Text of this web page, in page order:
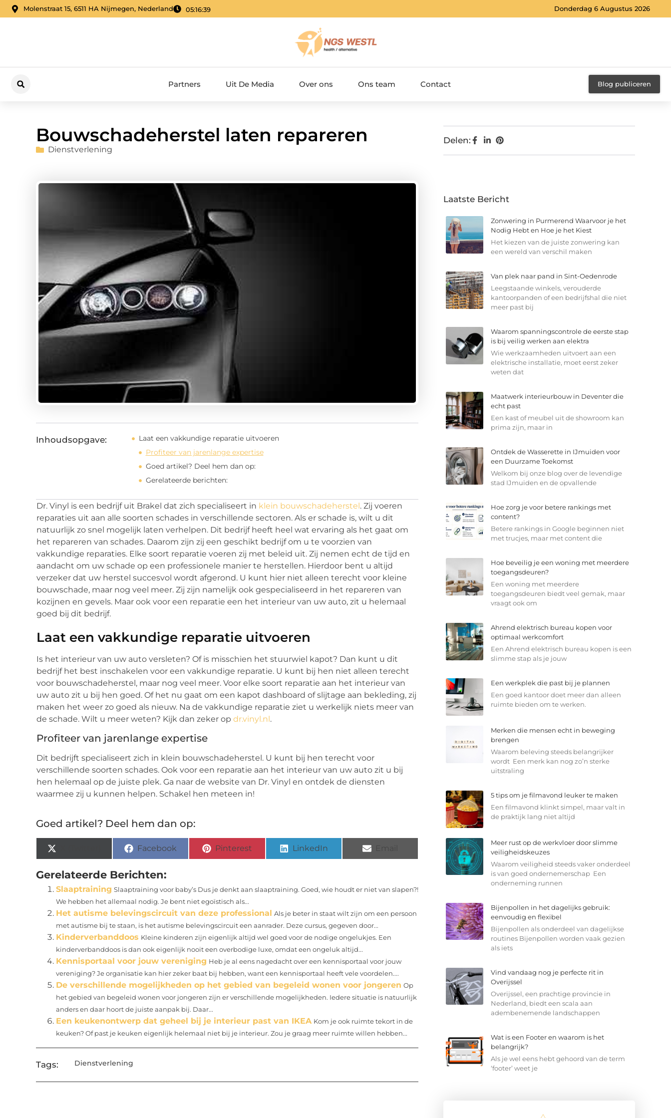
Molenstraat 15, 6511 HA Nijmegen, Nederland 05:16:40 Donderdag 6 Augustus 2026
Partners Uit De Media Over ons Ons team Contact Blog publiceren
Bouwschadeherstel laten repareren
Dienstverlening
Inhoudsopgave:
Laat een vakkundige reparatie uitvoeren
Profiteer van jarenlange expertise
Goed artikel? Deel hem dan op:
Gerelateerde berichten:
Dr. Vinyl is een bedrijf uit Brakel dat zich specialiseert in klein bouwschadeherstel. Zij voeren
reparaties uit aan alle soorten schades in verschillende sectoren. Als er schade is, wilt u dit
natuurlijk zo snel mogelijk laten verhelpen. Dit bedrijf heeft heel wat ervaring als het gaat om
het repareren van schades. Daarom zijn zij een geschikt bedrijf om u te voorzien van
vakkundige reparaties. Elke soort reparatie voeren zij met beleid uit. Zij nemen echt de tijd en
aandacht om uw schade op een professionele manier te herstellen. Hierdoor bent u altijd
verzeker dat uw herstel succesvol wordt afgerond. U kunt hier niet alleen terecht voor kleine
bouwschade, maar nog veel meer. Zij zijn namelijk ook gespecialiseerd in het repareren van
kozijnen en gevels. Maar ook voor een reparatie een het interieur van uw auto, zit u helemaal
goed bij dit bedrijf.
Laat een vakkundige reparatie uitvoeren
Is het interieur van uw auto versleten? Of is misschien het stuurwiel kapot? Dan kunt u dit
bedrijf het best inschakelen voor een vakkundige reparatie. U kunt bij hen niet alleen terecht
voor bouwschadeherstel, maar nog veel meer. Voor elke soort reparatie aan het interieur van
uw auto zit u bij hen goed. Of het nu gaat om een kapot dashboard of slijtage aan bekleding, zij
maken het weer zo goed als nieuw. Na de vakkundige reparatie ziet u werkelijk niets meer van
de schade. Wilt u meer weten? Kijk dan zeker op dr.vinyl.nl.
Profiteer van jarenlange expertise
Dit bedrijft specialiseert zich in klein bouwschadeherstel. U kunt bij hen terecht voor
verschillende soorten schades. Ook voor een reparatie aan het interieur van uw auto zit u bij
hen helemaal op de juiste plek. Ga naar de website van Dr. Vinyl en ontdek de diensten
waarmee zij u kunnen helpen. Schakel hen meteen in!
Goed artikel? Deel hem dan op:
Facebook Pinterest LinkedIn
Gerelateerde Berichten:
Slaaptraining Slaaptraining voor baby’s Dus je denkt aan slaaptraining. Goed, wie houdt er niet van slapen?!
We hebben het allemaal nodig. Je bent niet egoïstisch als...
Het autisme belevingscircuit van deze professional Als je beter in staat wilt zijn om een persoon
met autisme bij te staan, is het autisme belevingscircuit een aanrader. Deze cursus, gegeven door...
Kinderverbanddoos Kleine kinderen zijn eigenlijk altijd wel goed voor de nodige ongelukjes. Een
kinderverbanddoos is dan ook eigenlijk nooit een overbodige luxe, omdat een ongeluk altijd...
Kennisportaal voor jouw vereniging Heb je al eens nagedacht over een kennisportaal voor jouw
vereniging? Je organisatie kan hier zeker baat bij hebben, want een kennisportaal heeft vele voordelen....
De verschillende mogelijkheden op het gebied van begeleid wonen voor jongeren Op
het gebied van begeleid wonen voor jongeren zijn er verschillende mogelijkheden. Iedere situatie is natuurlijk
anders en daar hoort de juiste aanpak bij. Daar...
Een keukenontwerp dat geheel bij je interieur past van IKEA Kom je ook ruimte tekort in de
keuken? Of past je keuken eigenlijk helemaal niet bij je interieur. Zou je graag meer ruimte willen hebben...
Tags: Dienstverlening
Delen:
Laatste Bericht
Zonwering in Purmerend Waarvoor je het
Nodig Hebt en Hoe je het Kiest
Het kiezen van de juiste zonwering kan
een wereld van verschil maken
Van plek naar pand in Sint-Oedenrode
Leegstaande winkels, verouderde
kantoorpanden of een bedrijfshal die niet
meer past bij
Waarom spanningscontrole de eerste stap
is bij veilig werken aan elektra
Wie werkzaamheden uitvoert aan een
elektrische installatie, moet eerst zeker
weten dat
Maatwerk interieurbouw in Deventer die
echt past
Een kast of meubel uit de showroom kan
prima zijn, maar in
Ontdek de Wasserette in IJmuiden voor
een Duurzame Toekomst
Welkom bij onze blog over de levendige
stad IJmuiden en de opvallende
Hoe zorg je voor betere rankings met
content?
Betere rankings in Google beginnen niet
met trucjes, maar met content die
Hoe beveilig je een woning met meerdere
toegangsdeuren?
Een woning met meerdere
toegangsdeuren biedt veel gemak, maar
vraagt ook om
Ahrend elektrisch bureau kopen voor
optimaal werkcomfort
Een Ahrend elektrisch bureau kopen is een
slimme stap als je jouw
Een werkplek die past bij je plannen
Een goed kantoor doet meer dan alleen
ruimte bieden om te werken.
Merken die mensen echt in beweging
brengen
Waarom beleving steeds belangrijker
wordt Een merk kan nog zo’n sterke
uitstraling
5 tips om je filmavond leuker te maken
Een filmavond klinkt simpel, maar valt in
de praktijk lang niet altijd
Meer rust op de werkvloer door slimme
veiligheidskeuzes
Waarom veiligheid steeds vaker onderdeel
is van goed ondernemerschap Een
onderneming runnen
Bijenpollen in het dagelijks gebruik:
eenvoudig en flexibel
Bijenpollen als onderdeel van dagelijkse
routines Bijenpollen worden vaak gezien
als iets
Vind vandaag nog je perfecte rit in
Overijssel
Overijssel, een prachtige provincie in
Nederland, biedt een scala aan
adembenemende landschappen
Wat is een Footer en waarom is het
belangrijk?
Als je wel eens hebt gehoord van de term
‘footer’ weet je